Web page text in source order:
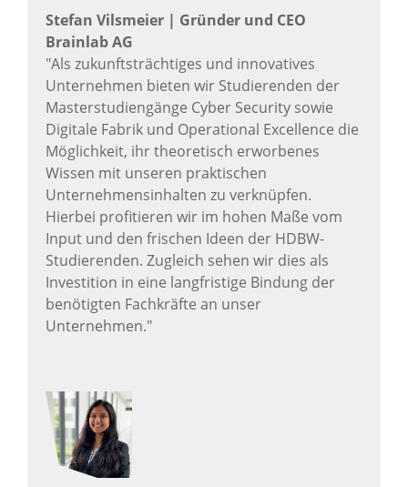
Stefan Vilsmeier | Gründer und CEO
Brainlab AG
"Als zukunftsträchtiges und innovatives
Unternehmen bieten wir Studierenden der
Masterstudiengänge Cyber Security sowie
Digitale Fabrik und Operational Excellence die
Möglichkeit, ihr theoretisch erworbenes
Wissen mit unseren praktischen
Unternehmensinhalten zu verknüpfen.
Hierbei profitieren wir im hohen Maße vom
Input und den frischen Ideen der HDBW-
Studierenden. Zugleich sehen wir dies als
Investition in eine langfristige Bindung der
benötigten Fachkräfte an unser
Unternehmen."